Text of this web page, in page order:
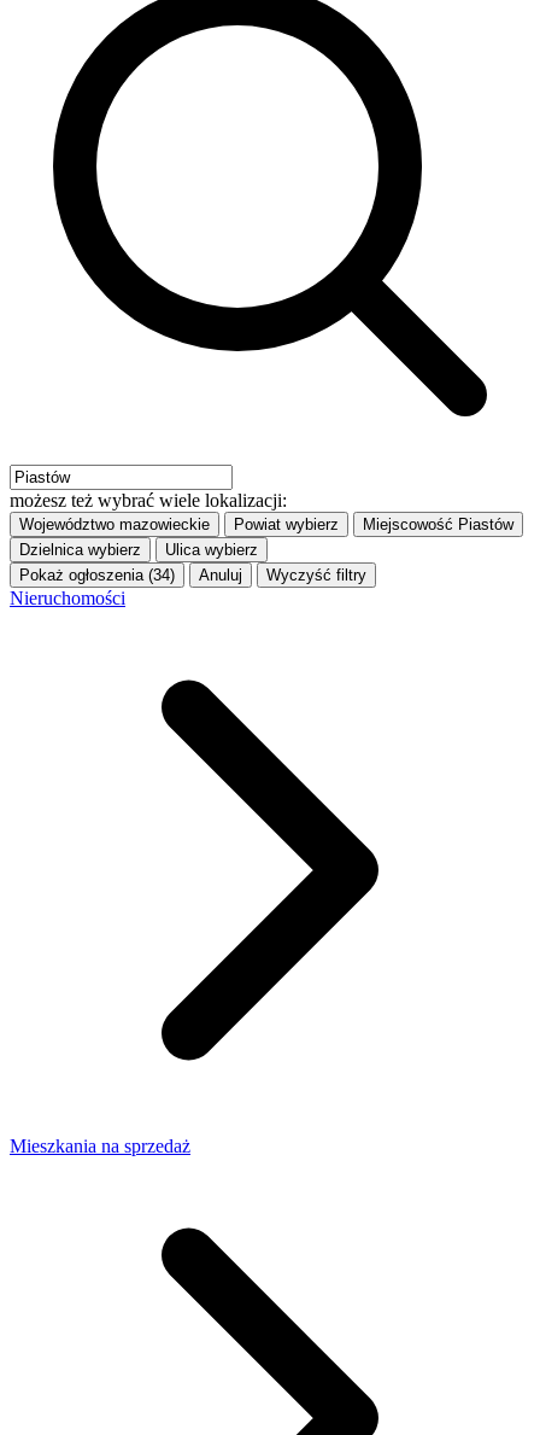
możesz też wybrać wiele lokalizacji:
Województwo mazowieckie Powiat wybierz Miejscowość Piastów
Dzielnica wybierz Ulica wybierz
Pokaż ogłoszenia (34)
Anuluj Wyczyść filtry
Nieruchomości
Mieszkania na sprzedaż